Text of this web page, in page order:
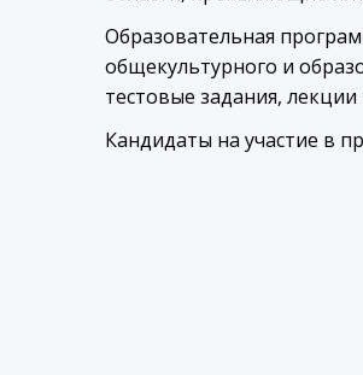
Образовательная
общекультурного и
тестовые задания,
Кандидаты на участие в